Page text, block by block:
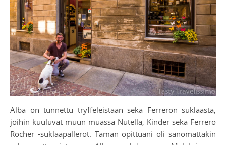
Alba on tunnettu tryffeleistään sekä Ferreron suklaasta,
joihin kuuluvat muun muassa Nutella, Kinder sekä Ferrero
Rocher -suklaapallerot. Tämän opittuani oli sanomattakin